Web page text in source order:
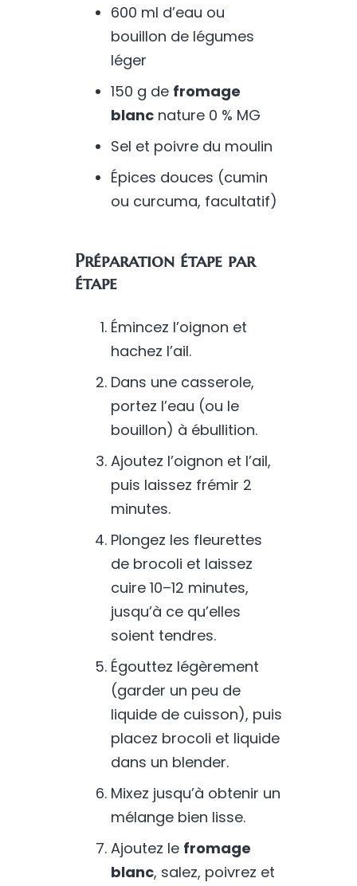
600 ml d’eau ou
bouillon de légumes
léger
150 g de fromage
blanc nature 0 % MG
Sel et poivre du moulin
Épices douces (cumin
ou curcuma, facultatif)
Préparation étape par
étape
Émincez l’oignon et
hachez l’ail.
Dans une casserole,
portez l’eau (ou le
bouillon) à ébullition.
Ajoutez l’oignon et l’ail,
puis laissez frémir 2
minutes.
Plongez les fleurettes
de brocoli et laissez
cuire 10–12 minutes,
jusqu’à ce qu’elles
soient tendres.
Égouttez légèrement
(garder un peu de
liquide de cuisson), puis
placez brocoli et liquide
dans un blender.
Mixez jusqu’à obtenir un
mélange bien lisse.
Ajoutez le fromage
blanc, salez, poivrez et